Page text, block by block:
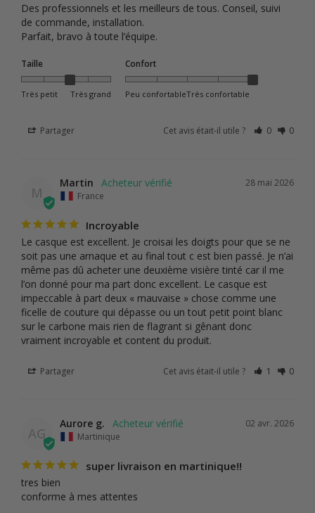
Des professionnels et les meilleurs de tous. Conseil, suivi
de commande, installation.
Parfait, bravo à toute l’équipe.
Taille
Très petit Très grand
Confort
Peu confortableTrès confortable
Partager Cet avis était-il utile ? 0 0
M
28 mai 2026
Martin
France
Incroyable
Le casque est excellent. Je croisai les doigts pour que se ne
soit pas une arnaque et au final tout c est bien passé. Je n’ai
même pas dû acheter une deuxième visière tinté car il me
l’on donné pour ma part donc excellent. Le casque est
impeccable à part deux « mauvaise » chose comme une
ficelle de couture qui dépasse ou un tout petit point blanc
sur le carbone mais rien de flagrant si gênant donc
vraiment incroyable et content du produit.
Partager Cet avis était-il utile ? 1 0
AG
02 avr. 2026
Aurore g.
Martinique
super livraison en martinique!!
tres bien
conforme à mes attentes